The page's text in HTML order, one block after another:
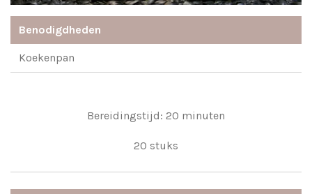
Benodigdheden
Koekenpan
Bereidingstijd: 20 minuten
20 stuks